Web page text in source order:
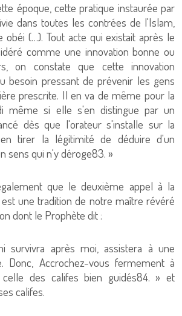
époque, cette pratique instaurée par
dans toutes les contrées de l'Islam,
obéi (…). Tout acte qui existait après le
comme une innovation bonne ou
on constate que cette innovation
besoin pressant de prévenir les gens
prescrite. Il en va de même pour la
même si elle s'en distingue par un
dès que l'orateur s'installe sur la
tirer la légitimité de déduire d'un
sens qui n'y déroge83. »
que le deuxième appel à la
une tradition de notre maître révéré
dont le Prophète dit :
survivra après moi, assistera à une
Donc, Accrochez-vous fermement à
des califes bien guidés84. » et
califes.